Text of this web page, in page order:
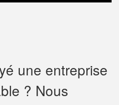
une entreprise
? Nous